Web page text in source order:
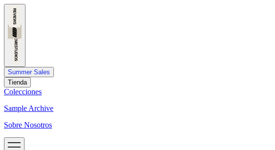
Summer Sales
Tienda
Colecciones
Sample Archive
Sobre Nosotros